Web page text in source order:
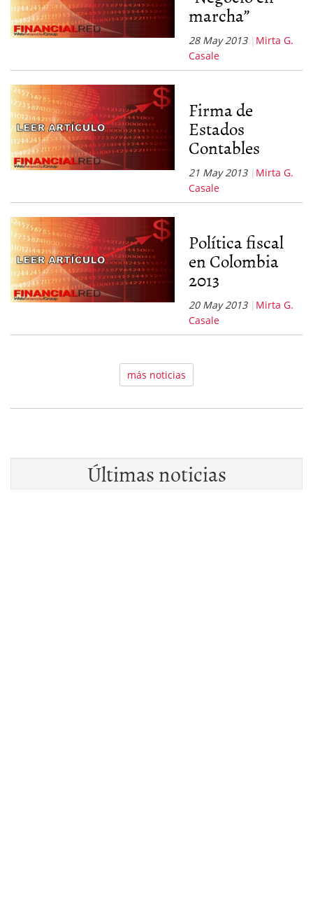
marcha”
28 May 2013
Mirta G.
Casale
Firma de
Estados
Contables
21 May 2013
Mirta G.
Casale
Política fiscal
en Colombia
2013
20 May 2013
Mirta G.
Casale
más noticias
Últimas noticias